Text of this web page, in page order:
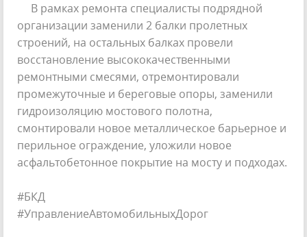
В рамках ремонта специалисты подрядной
организации заменили 2 балки пролетных
строений, на остальных балках провели
восстановление высококачественными
ремонтными смесями, отремонтировали
промежуточные и береговые опоры, заменили
гидроизоляцию мостового полотна,
смонтировали новое металлическое барьерное и
перильное ограждение, уложили новое
асфальтобетонное покрытие на мосту и подходах.
#БКД
#УправлениеАвтомобильныхДорог